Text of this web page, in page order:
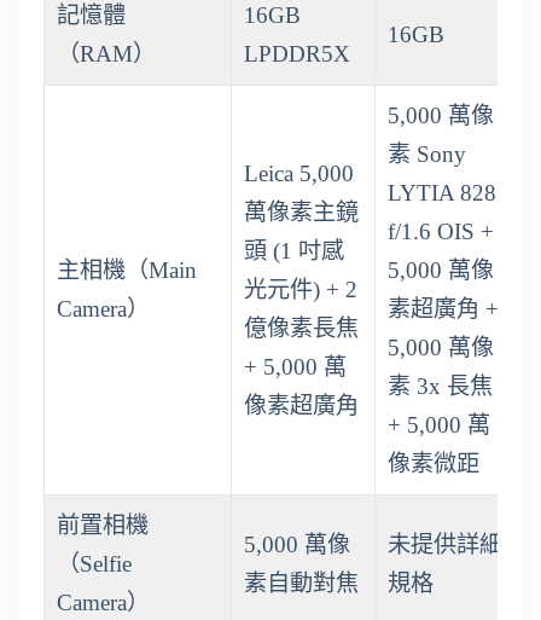
記憶體
（RAM）
16GB
LPDDR5X
16GB
主相機（Main
Camera）
Leica 5,000
萬像素主鏡
頭 (1 吋感
光元件) + 2
億像素長焦
+ 5,000 萬
像素超廣角
5,000 萬像
素 Sony
LYTIA 828
f/1.6 OIS +
5,000 萬像
素超廣角 +
5,000 萬像
素 3x 長焦
+ 5,000 萬
像素微距
前置相機
（Selfie
Camera）
5,000 萬像
素自動對焦
未提供詳細
規格